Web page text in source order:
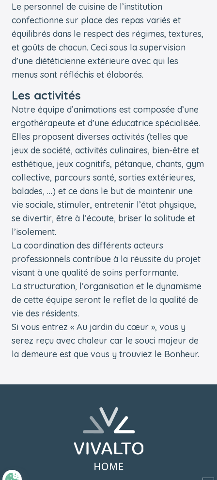
Le personnel de cuisine de l’institution
confectionne sur place des repas variés et
équilibrés dans le respect des régimes, textures,
et goûts de chacun. Ceci sous la supervision
d’une diététicienne extérieure avec qui les
menus sont réfléchis et élaborés.
Les activités
Notre équipe d’animations est composée d’une
ergothérapeute et d’une éducatrice spécialisée.
Elles proposent diverses activités (telles que
jeux de société, activités culinaires, bien-être et
esthétique, jeux cognitifs, pétanque, chants, gym
collective, parcours santé, sorties extérieures,
balades, …) et ce dans le but de maintenir une
vie sociale, stimuler, entretenir l’état physique,
se divertir, être à l’écoute, briser la solitude et
l’isolement.
La coordination des différents acteurs
professionnels contribue à la réussite du projet
visant à une qualité de soins performante.
La structuration, l’organisation et le dynamisme
de cette équipe seront le reflet de la qualité de
vie des résidents.
Si vous entrez « Au jardin du cœur », vous y
serez reçu avec chaleur car le souci majeur de
la demeure est que vous y trouviez le Bonheur.
Retourner à l'accueil